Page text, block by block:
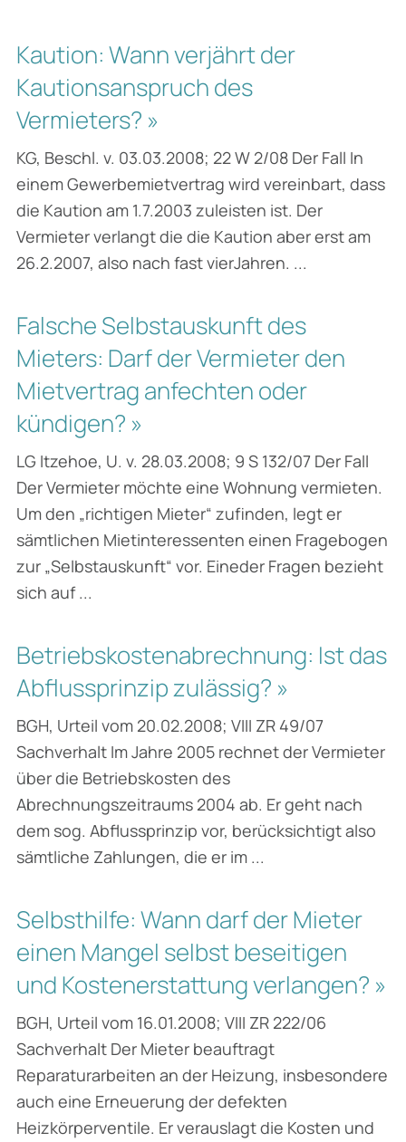
Kaution: Wann verjährt der
Kautionsanspruch des
Vermieters? »
KG, Beschl. v. 03.03.2008; 22 W 2/08 Der Fall In
einem Gewerbemietvertrag wird vereinbart, dass
die Kaution am 1.7.2003 zuleisten ist. Der
Vermieter verlangt die die Kaution aber erst am
26.2.2007, also nach fast vierJahren. ...
Falsche Selbstauskunft des
Mieters: Darf der Vermieter den
Mietvertrag anfechten oder
kündigen? »
LG Itzehoe, U. v. 28.03.2008; 9 S 132/07 Der Fall
Der Vermieter möchte eine Wohnung vermieten.
Um den „richtigen Mieter“ zufinden, legt er
sämtlichen Mietinteressenten einen Fragebogen
zur „Selbstauskunft“ vor. Eineder Fragen bezieht
sich auf ...
Betriebskostenabrechnung: Ist das
Abflussprinzip zulässig? »
BGH, Urteil vom 20.02.2008; VIII ZR 49/07
Sachverhalt Im Jahre 2005 rechnet der Vermieter
über die Betriebskosten des
Abrechnungszeitraums 2004 ab. Er geht nach
dem sog. Abflussprinzip vor, berücksichtigt also
sämtliche Zahlungen, die er im ...
Selbsthilfe: Wann darf der Mieter
einen Mangel selbst beseitigen
und Kostenerstattung verlangen? »
BGH, Urteil vom 16.01.2008; VIII ZR 222/06
Sachverhalt Der Mieter beauftragt
Reparaturarbeiten an der Heizung, insbesondere
auch eine Erneuerung der defekten
Heizkörperventile. Er verauslagt die Kosten und